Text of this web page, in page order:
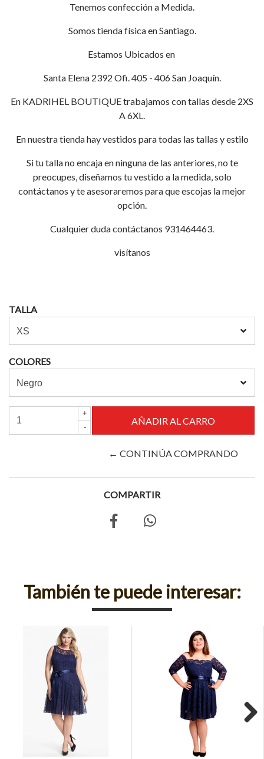
Tenemos confección a Medida.
Somos tienda física en Santiago.
Estamos Ubicados en
Santa Elena 2392 Ofi. 405 - 406 San Joaquín.
En KADRIHEL BOUTIQUE trabajamos con tallas desde 2XS
A 6XL.
En nuestra tienda hay vestidos para todas las tallas y estilo
Si tu talla no encaja en ninguna de las anteriores, no te
preocupes, diseñamos tu vestido a la medida, solo
contáctanos y te asesoraremos para que escojas la mejor
opción.
Cualquier duda contáctanos 931464463.
visítanos
TALLA
COLORES
+
-
← CONTINÚA COMPRANDO
COMPARTIR
También te puede interesar: